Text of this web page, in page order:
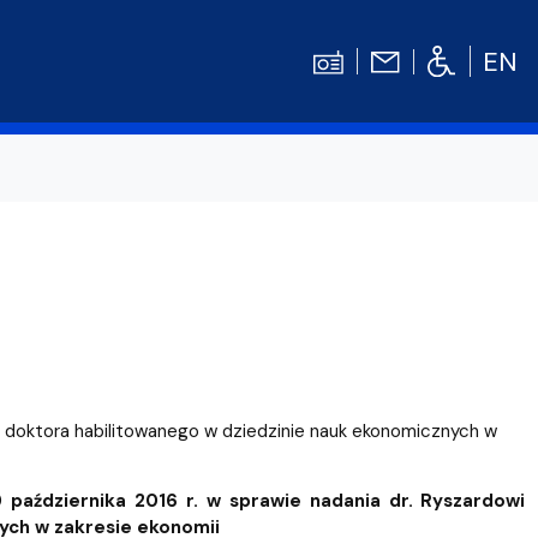
EN
Centrum Języków Obcych UG
Centrum Wychowania Fizycznego i
habilitowanego w dziedzinie nauk ekonomicznych w
października 2016 r. w sprawie nadania dr. Ryszardowi
w zakresie ekonomii